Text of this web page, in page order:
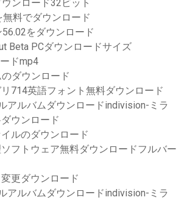
ンロード32ビット
無料でダウンロード
をダウンロード
Beta PCダウンロードサイズ
ドmp4
ダウンロード
714英語フォント無料ダウンロード
アルバムダウンロードindivision-ミラ
ウンロード
ルのダウンロード
フトウェア無料ダウンロードフルバー
更ダウンロード
アルバムダウンロードindivision-ミラ